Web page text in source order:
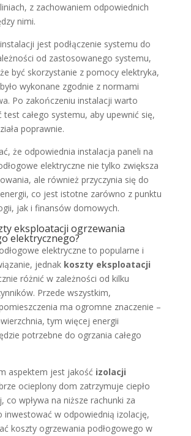
z zachowaniem odpowiednich
nimi.
jest podłączenie systemu do
od zastosowanego systemu,
być skorzystanie z pomocy elektryka,
wykonane zgodnie z normami
Po zakończeniu instalacji warto
test całego systemu, aby upewnić się,
poprawnie.
że odpowiednia instalacja paneli na
elektryczne nie tylko zwiększa
ale również przyczynia się do
co jest istotne zarówno z punktu
jak i finansów domowych.
eksploatacji ogrzewania
elektrycznego?
elektryczne to popularne i
jednak koszty eksploatacji
różnić w zależności od kilku
Przede wszystkim,
ma ogromne znaczenie –
tym więcej energii
potrzebne do ogrzania całego
aspektem jest jakość izolacji
ocieplony dom zatrzymuje ciepło
co wpływa na niższe rachunki za
inwestować w odpowiednią izolację,
koszty ogrzewania podłogowego w